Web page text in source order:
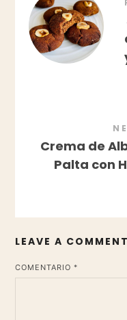
Crema de
Palta con
LEAVE A COMMENT
COMENTARIO *